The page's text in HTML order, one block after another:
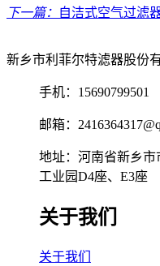
下一篇： 自洁式空气过滤
新乡市利菲尔特滤器股份
手机：15690799501
邮箱：
地址：河南省新乡
工业园D4座、E3座
关于我们
关于我们